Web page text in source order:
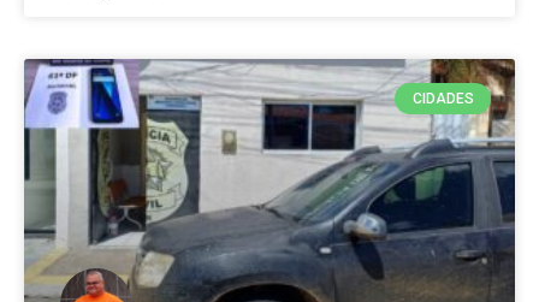
CIDADES